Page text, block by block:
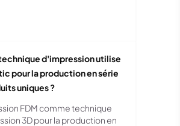
d'impression utilise
pour la production en série
uniques ?
FDM comme technique
3D pour la production en